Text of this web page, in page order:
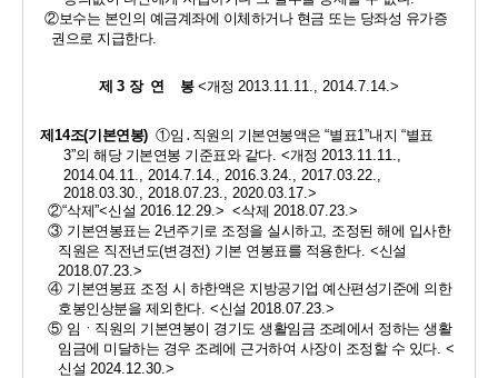
②보수는 본인의 예금계좌에 이체하거나 현금 또는 당좌성 유가증
권으로 지급한다.
제 3 장  연    봉 <개정 2013.11.11., 2014.7.14.>
제 14조(기본연봉) ①임 ․ 직원의 기본연봉액은 “별표1”내지 “별표
3”의 해당 기본연봉 기준표와 같다. <개정 2013.11.11.,
2014.04.11., 2014.7.14., 2016.3.24., 2017.03.22.,
2018.03.30., 2018.07.23., 2020.03.17.>
②“삭제”<신설 2016.12.29.> <삭제 2018.07.23.>
③ 기본연봉표는 2년주기로 조정을 실시하고, 조정된 해에 입사한
직원은 직전년도(변경전) 기본 연봉표를 적용한다. <
2018.07.23.>
④ 기본연봉표 조정 시 하한액은 지방공기업 예산편성기준에 의한
호봉인상분을 제외한다. <신설 2018.07.23.>
⑤ 임ㆍ직원의 기본연봉이 경기도 생활임금 조례에서 정하는 생활
임금에 미달하는 경우 조례에 근거하여 사장이 조정할 수 있다. <
신설 2024.12.30.>